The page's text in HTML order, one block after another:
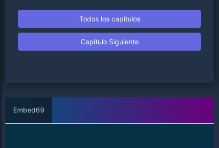
Todos los capitulos
Capitulo Siguiente
Embed69